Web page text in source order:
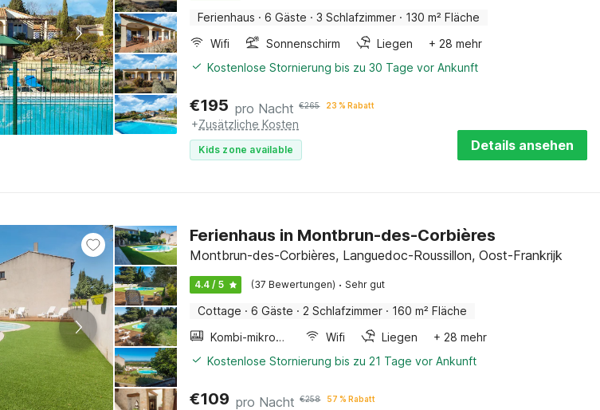
Ferienhaus · 6 Gäste · 3 Schlafzimmer · 130 m² Fläche
Wifi
Sonnenschirm Liegen
+ 28 mehr
Kostenlose Stornierung bis zu 30 Tage vor Ankunft
€195 pro Nacht €265 23 % Rabatt
+Zusätzliche Kosten
Kids zone available Details ansehen
Ferienhaus in Montbrun-des-Corbières
Montbrun-des-Corbières, Languedoc-Roussillon, Oost-Frankrijk
4.4 / 5 (37 Bewertungen) · Sehr gut
Cottage · 6 Gäste · 2 Schlafzimmer · 160 m² Fläche
Kombi-mikrowelle
Wifi Liegen
+ 28 mehr
Kostenlose Stornierung bis zu 21 Tage vor Ankunft
€109 pro Nacht €258 57 % Rabatt